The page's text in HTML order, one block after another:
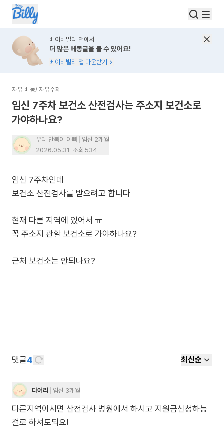
베이비빌리 앱에서
더 많은 베동글을 볼 수 있어요!
베이비빌리 앱 다운받기
자유 베동/ 자유주제
임신 7주차 보건소 산전검사는 주소지 보건소로
가야하나요?
우리 만복이 아빠
임신 2개월
2026.05.31 조회 534
임신 7주차인데
보건소 산전검사를 받으려고 합니다
현재 다른 지역에 있어서 ㅠ
꼭 주소지 관할 보건소로 가야하나요?
근처 보건소는 안되나요?
댓글4 최신순
다어리 임신 3개월
다른지역이시면 산전검사 병원에서 하시고 지원금신청하능
걸로 하셔도되요!